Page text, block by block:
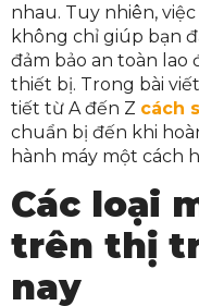
nhau. Tuy nhiên,
không chỉ giúp bạn
đảm bảo an toàn lao
thiết bị. Trong bài
tiết từ A đến Z cách
chuẩn bị đến khi
hành máy một cách
Các loại
trên thị
nay